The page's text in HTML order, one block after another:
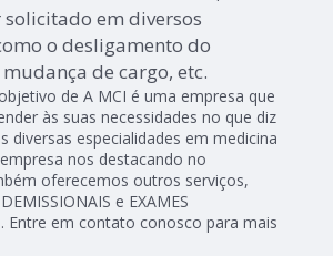
em diversos
o desligamento do
de cargo, etc.
de A MCI é uma empresa que
às suas necessidades no que diz
diversas especialidades em medicina
nos destacando no
oferecemos outros serviços,
e EXAMES
Entre em contato conosco para mais